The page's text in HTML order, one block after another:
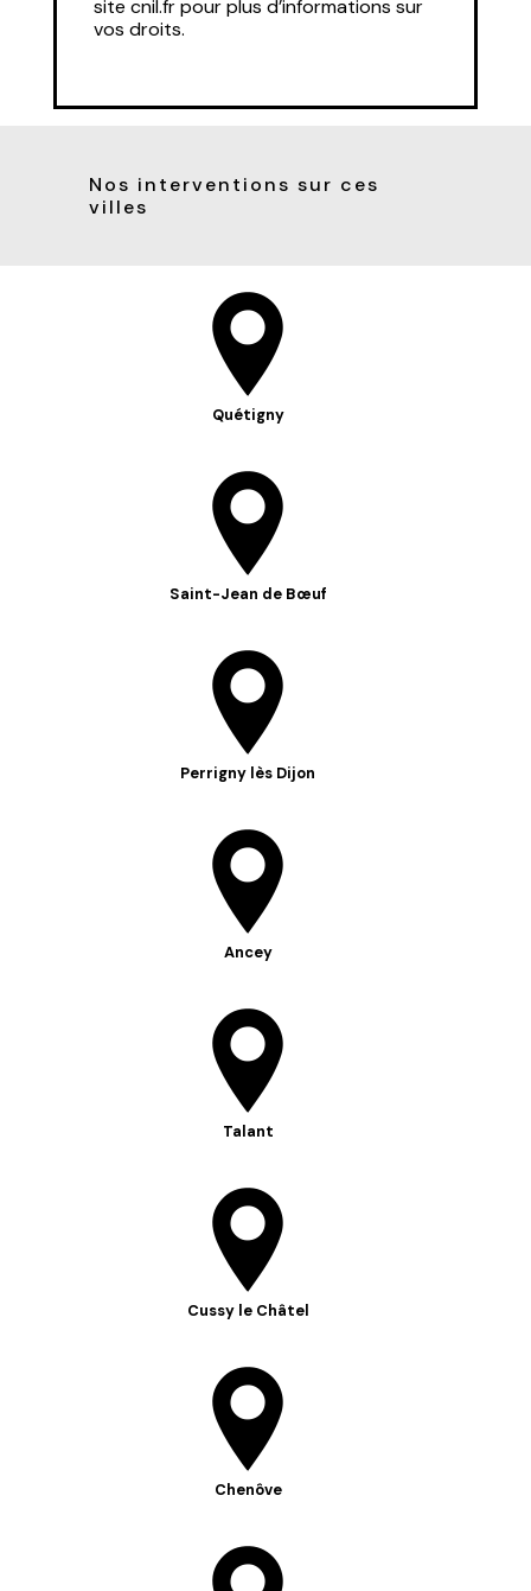
site cnil.fr pour plus d’informations sur
vos droits.
Nos interventions sur ces
villes
Quétigny
Saint-Jean de Bœuf
Perrigny lès Dijon
Ancey
Talant
Cussy le Châtel
Chenôve